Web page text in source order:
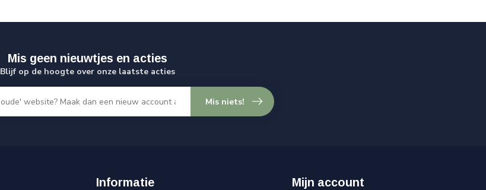
Mis geen nieuwtjes en acties
Blijf op de hoogte over onze laatste acties
Mis niets!
Informatie Mijn account